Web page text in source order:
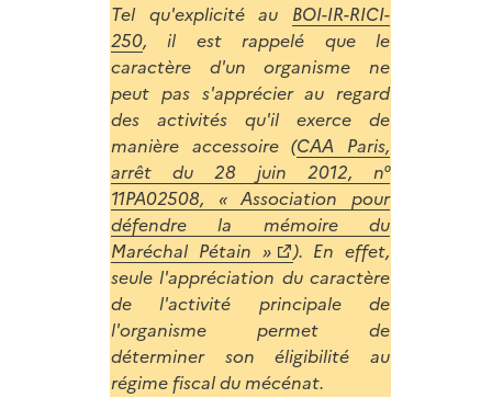
Tel qu'explicité au BOI-IR-RICI-
250, il est rappelé que le
caractère d'un organisme ne
peut pas s'apprécier au regard
des activités qu'il exerce de
manière accessoire (CAA Paris,
arrêt du 28 juin 2012, n°
11PA02508, «Association pour
défendre la mémoire du
Maréchal Pétain »
). En effet,
seule l'appréciation du caractère
de l'activité principale de
l'organisme permet de
déterminer son éligibilité au
régime fiscal du mécénat.